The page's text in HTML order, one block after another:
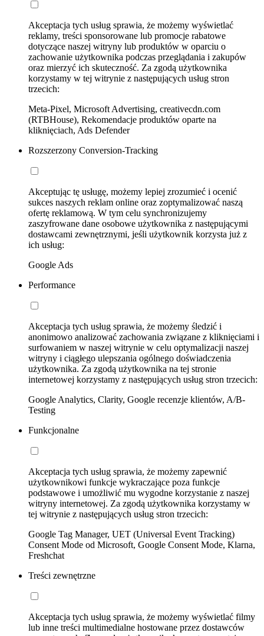
Akceptacja tych usług sprawia, że możemy wyświetlać
reklamy, treści sponsorowane lub promocje rabatowe
dotyczące naszej witryny lub produktów w oparciu o
zachowanie użytkownika podczas przeglądania i zakupów
oraz mierzyć ich skuteczność. Za zgodą użytkownika
korzystamy w tej witrynie z następujących usług stron
trzecich:
Meta-Pixel, Microsoft Advertising, creativecdn.com
(RTBHouse), Rekomendacje produktów oparte na
kliknięciach, Ads Defender
Rozszerzony Conversion-Tracking
Akceptując tę usługę, możemy lepiej zrozumieć i ocenić
sukces naszych reklam online oraz zoptymalizować naszą
ofertę reklamową. W tym celu synchronizujemy
zaszyfrowane dane osobowe użytkownika z następującymi
dostawcami zewnętrznymi, jeśli użytkownik korzysta już z
ich usług:
Google Ads
Performance
Akceptacja tych usług sprawia, że możemy śledzić i
anonimowo analizować zachowania związane z kliknięciami i
surfowaniem w naszej witrynie w celu optymalizacji naszej
witryny i ciągłego ulepszania ogólnego doświadczenia
użytkownika. Za zgodą użytkownika na tej stronie
internetowej korzystamy z następujących usług stron trzecich:
Google Analytics, Clarity, Google recenzje klientów, A/B-
Testing
Funkcjonalne
Akceptacja tych usług sprawia, że możemy zapewnić
użytkownikowi funkcje wykraczające poza funkcje
podstawowe i umożliwić mu wygodne korzystanie z naszej
witryny internetowej. Za zgodą użytkownika korzystamy w
tej witrynie z następujących usług stron trzecich:
Google Tag Manager, UET (Universal Event Tracking)
Consent Mode od Microsoft, Google Consent Mode, Klarna,
Freshchat
Treści zewnętrzne
Akceptacja tych usług sprawia, że możemy wyświetlać filmy
lub inne treści multimedialne hostowane przez dostawców